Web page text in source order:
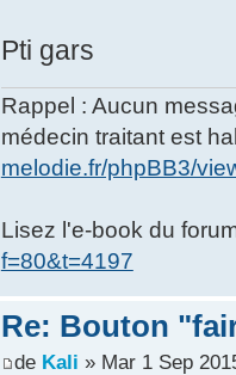
Pti gars
Rappel : Aucun
médecin traitant est
melodie.fr/phpBB3/
Lisez l'e-book du
f=80&t=4197
Re: Bouton
de Kali » Mar 1 Sep